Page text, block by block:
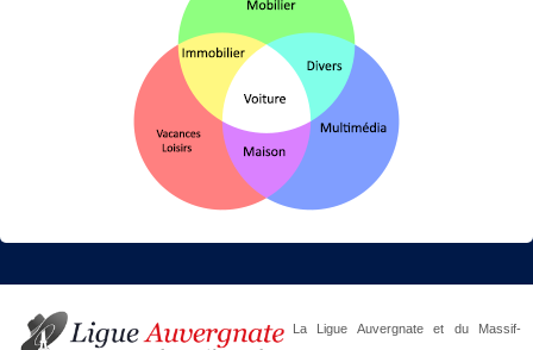
La Ligue Auvergnate et du Massif-